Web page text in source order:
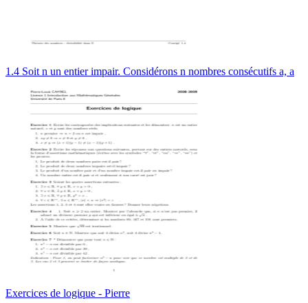
1.4 Soit n un entier impair. Considérons n nombres consécutifs a, a
Exercices de logique - Pierre